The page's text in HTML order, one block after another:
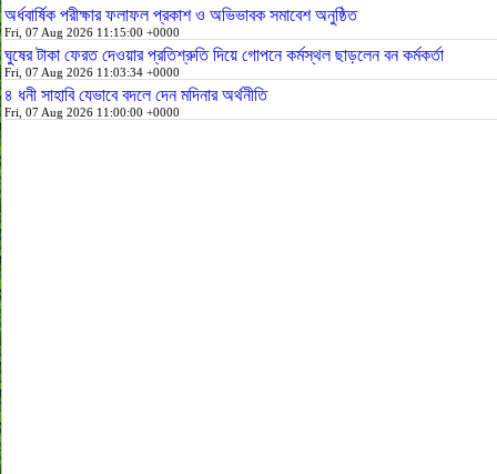
অর্ধবার্ষিক পরীক্ষার ফলাফল প্রকাশ ও অভিভাবক সমাবেশ অনুষ্ঠিত
Fri, 07 Aug 2026 11:15:00 +0000
ঘুষের টাকা ফেরত দেওয়ার প্রতিশ্রুতি দিয়ে গোপনে কর্মস্থল ছাড়লেন বন কর্মকর্তা
Fri, 07 Aug 2026 11:03:34 +0000
৪ ধনী সাহাবি যেভাবে বদলে দেন মদিনার অর্থনীতি
Fri, 07 Aug 2026 11:00:00 +0000